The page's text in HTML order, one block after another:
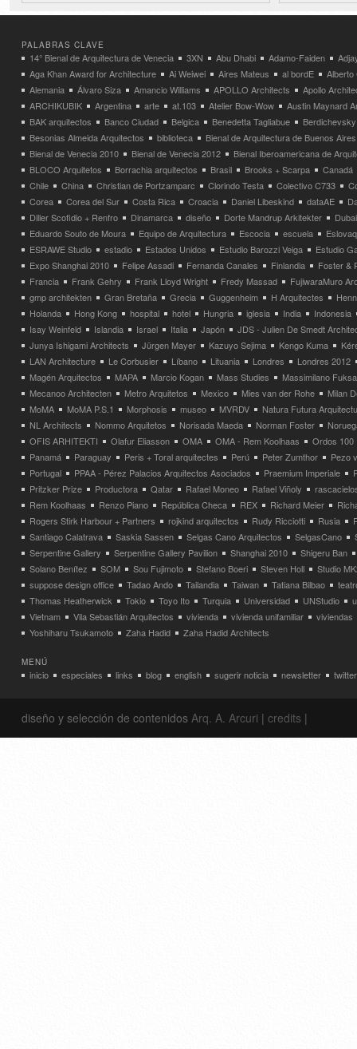
PALABRAS CLAVE
14° Bienal de Arquitectura de Venecia 3XN Abu Dhabi Adamo-Faiden
Aga Khan Award for Architecture
Ai Weiwei Aires Mateus al bordE
Alberto
Alemania
Álvaro Siza Amancio Williams APOLLO Architects
Apollo
ARCHIKUBIK
Argentina arte at.103 Atelier Bow-Wow
Austin Maynard
BAK arquitectos
Banco Ciudad Belgica Benedetta Tagliabue
Besonias Almeida Arquitectos
biblioteca
Bienal de Arquitectura de Buenos Aires
Bienal de Venecia 2010
Bienal de Venecia 2012
Bienal Iberoamericana de
BLOCO Arquitetos
Borrachia arquitectos Brasil Brooks + Scarpa
Canadá
Chile
China Christian de Portzamparc Clorindo Testa Colectivo C733
Corea
Corea del Sur Costa Rica Croacia Daniel Libeskind dataAE
Diller Scofidio + Renfro
Dinamarca diseño Dorte Mandrup Arkitekter
Dubai
Eduardo Souto de Moura
Equipo de Arquitectura Escocia escuela
ESRAWE Studio
estadio Estados Unidos Estudio Barozzi Veiga
Estudio
Expo Shanghai 2010
Felipe Assadi Fernanda Canales Finlandia
Foster &
Francia
Frank Gehry Frank Lloyd Wright Fredy Massad
FujiwaraMuro
gmp architekten
Gran Bretaña Grecia Guggenheim H Arquitectes
Holanda
Hong Kong hospital hotel Hungria iglesia India
Indonesia
Isay Weinfeld
Islandia Israel Italia Japón
JDS - Julien De Smedt
Junya Ishigami Architects
Jürgen Mayer Kazuyo Sejima Kengo Kuma
LAN Architecture
Le Corbusier Líbano Lituania Londres
Londres 2012
Magén Arquitectos
MAPA Marcio Kogan Mass Studies
Massimilano
Mecanoo Architecten
Metro Arquitetos Mexico Mies van der Rohe
Milan
MoMA
MoMA P.S.1 Morphosis museo MVRDV
Natura Futura
NL Architects
Nommo Arquitetos Norisada Maeda Norman Foster
OFIS ARHITEKTI
Olafur Eliasson OMA OMA - Rem Koolhaas
Ordos 100
Panamá
Paraguay Peris + Toral arquitectes Perú Peter Zumthor
Pezo
Portugal
PPAA - Pérez Palacios Arquitectos Asociados Praemium Imperiale
Pritzker Prize
Productora Qatar Rafael Moneo Rafael Viñoly
Rem Koolhaas
Renzo Piano República Checa REX Richard Meier
Rogers Stirk Harbour + Partners
rojkind arquitectos Rudy Ricciotti Rusia
Santiago Calatrava
Saskia Sassen Selgas Cano Arquitectos SelgasCano
Serpentine Gallery
Serpentine Gallery Pavilion Shanghai 2010
Shigeru Ban
Solano Benítez
SOM Sou Fujimoto Stefano Boeri Steven Holl
Studio
suppose design office
Tadao Ando Tailandia Taiwan Tatiana Bilbao
Thomas Heatherwick
Tokio Toyo Ito Turquia Universidad UNStudio
Vietnam
Vila Sebastián Arquitectos vivienda vivienda unifamiliar
viviendas
Yoshiharu Tsukamoto
Zaha Hadid Zaha Hadid Architects
MENÚ
inicio especiales links blog english sugerir noticia newsletter twitter
diseño y selección de contenidos Arq. A. Arcuri | credits |